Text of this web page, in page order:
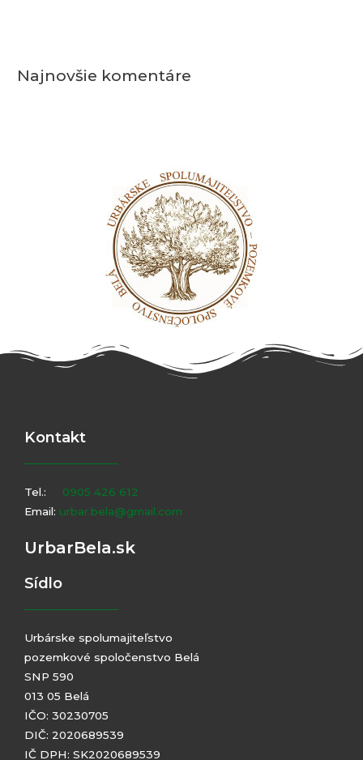
Najnovšie komentáre
Kontakt
Tel.: 0905 426 612
Email: urbar.bela@gmail.com
UrbarBela.sk
Sídlo
Urbárske spolumajiteľstvo
pozemkové spoločenstvo Belá
SNP 590
013 05 Belá
IČO: 30230705
DIČ: 2020689539
IČ DPH: SK2020689539